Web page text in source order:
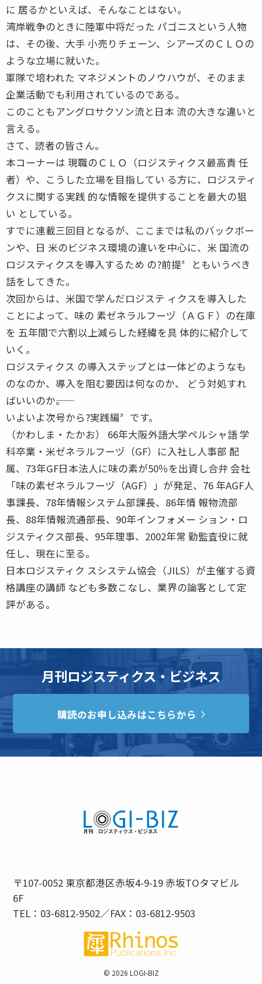
に 居るかといえば、そんなことはない。
湾岸戦争のときに陸軍中将だった パゴニスという人物
は、その後、大手 小売りチェーン、シアーズのＣＬＯの
ような立場に就いた。
軍隊で培われた マネジメントのノウハウが、そのまま
企業活動でも利用されているのである。
このこともアングロサクソン流と日本 流の大きな違いと
言える。
さて、読者の皆さん。
本コーナーは 現職のＣＬＯ（ロジスティクス最高責 任
者）や、こうした立場を目指してい る方に、ロジスティ
クスに関する実践 的な情報を提供することを最大の狙
い としている。
すでに連載三回目となるが、ここまでは私のバックボー
ンや、日 米のビジネス環境の違いを中心に、米 国流の
ロジスティクスを導入するため の?前提〞ともいうべき
話をしてきた。
次回からは、米国で学んだロジステ ィクスを導入した
ことによって、味の 素ゼネラルフーヅ（ＡＧＦ）の在庫
を 五年間で六割以上減らした経緯を具 体的に紹介して
いく。
ロジスティクス の導入ステップとは一体どのようなも
のなのか、導入を阻む要因は何なのか、 どう対処すれ
ばいいのか――。
いよいよ次号から?実践編〞です。
（かわしま・たかお） 66年大阪外語大学ペルシャ語 学
科卒業・米ゼネラルフーヅ（GF）に入社し人事部 配
属、73年GF日本法人に味の素が50％を出資し合弁 会社
「味の素ゼネラルフーヅ（AGF）」が発足、76 年AGF人
事課長、78年情報システム部課長、86年情 報物流部
長、88年情報流通部長、90年インフォメー ション・ロ
ジスティクス部長、95年理事、2002年常 勤監査役に就
任し、現在に至る。
日本ロジスティク スシステム協会（JILS）が主催する資
格講座の講師 なども多数こなし、業界の論客として定
評がある。
月刊ロジスティクス・ビジネス
購読のお申し込みはこちらから
〒107-0052 東京都港区赤坂4-9-19 赤坂TOタマビル
6F
TEL：03-6812-9502／FAX：03-6812-9503
© 2026 LOGI-BIZ